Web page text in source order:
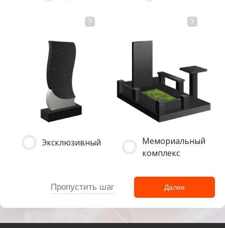
Эксклюзивный
Мемориальный
комплекс
Далее
Пропустить шаг